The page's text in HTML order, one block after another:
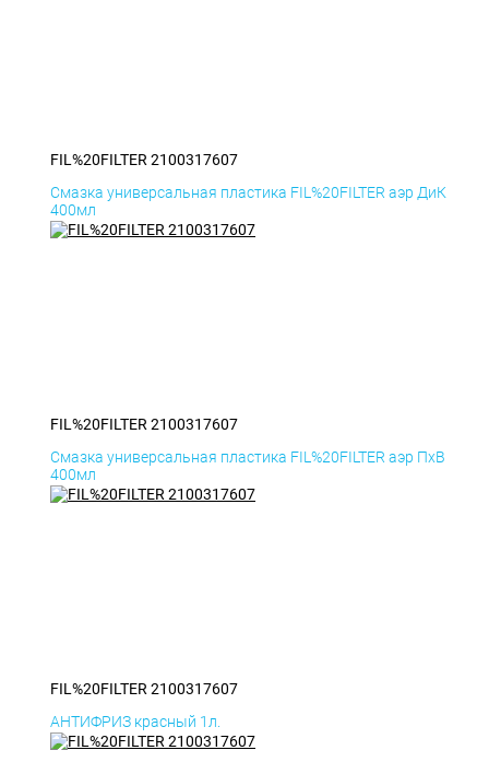
FIL%20FILTER 2100317607
Смазка универсальная пластика FIL%20FILTER аэр ДиК
400мл
FIL%20FILTER 2100317607
Смазка универсальная пластика FIL%20FILTER аэр ПхВ
400мл
FIL%20FILTER 2100317607
АНТИФРИЗ красный 1л.